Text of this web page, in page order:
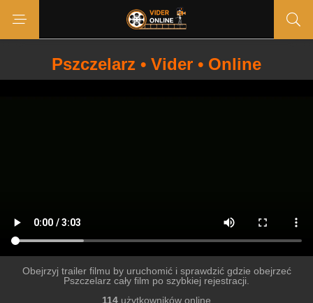
Pszczelarz • Vider • Online
Obejrzyj trailer filmu by uruchomić i sprawdzić gdzie obejrzeć
Pszczelarz cały film po szybkiej rejestracji.
114 użytkowników online